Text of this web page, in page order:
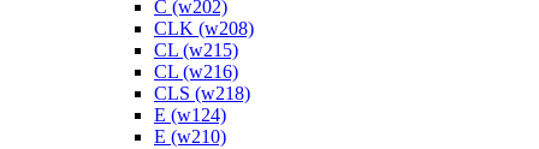
C (w202)
CLK (w208)
CL (w215)
CL (w216)
CLS (w218)
E (w124)
E (w210)